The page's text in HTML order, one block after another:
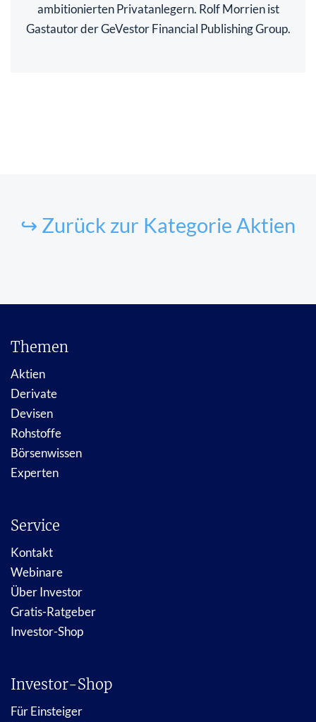
ambitionierten Privatanlegern. Rolf Morrien ist
Gastautor der GeVestor Financial Publishing Group.
↪ Zurück zur Kategorie Aktien
Themen
Aktien
Derivate
Devisen
Rohstoffe
Börsenwissen
Experten
Service
Kontakt
Webinare
Über Investor
Gratis-Ratgeber
Investor-Shop
Investor-Shop
Für Einsteiger